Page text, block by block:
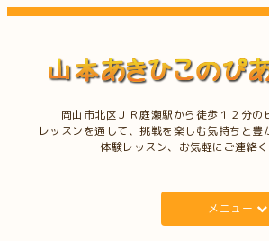
岡山市北区ＪＲ庭瀬駅から徒歩１２分の
レッスンを通して、挑戦を楽しむ気持ちと豊
体験レッスン、お気軽にご連絡
メニュー